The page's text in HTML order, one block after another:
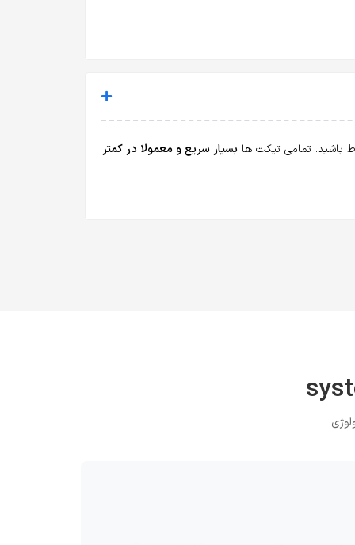
باشید. تمامی تیکت ها بسیار سریع و معمولا در کمتر